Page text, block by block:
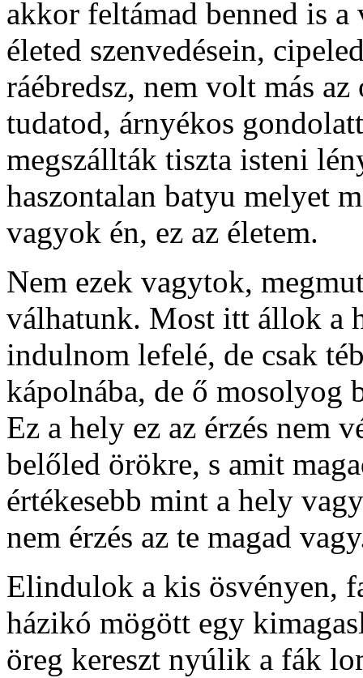
akkor feltámad benned is a
életed szenvedésein,
ráébredsz, nem volt más
tudatod, árnyékos
megszállták tiszta isteni
haszontalan batyu melyet
vagyok én, ez az életem.
Nem ezek vagytok,
válhatunk. Most itt állok a
indulnom lefelé, de csak
kápolnába, de ő mosolyog
Ez a hely ez az érzés nem
belőled örökre, s amit
értékesebb mint a hely
nem érzés az te magad
Elindulok a kis ösvényen,
házikó mögött egy
öreg kereszt nyúlik a fák